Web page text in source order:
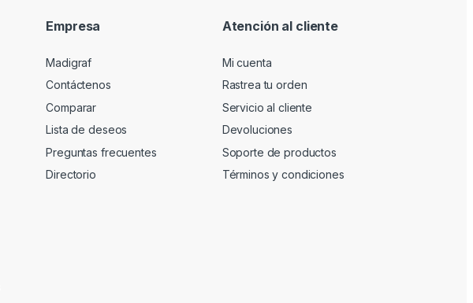
Empresa
Madigraf
Contáctenos
Comparar
Lista de deseos
Preguntas frecuentes
Directorio
Atención al cliente
Mi cuenta
Rastrea tu orden
Servicio al cliente
Devoluciones
Soporte de productos
Términos y condiciones